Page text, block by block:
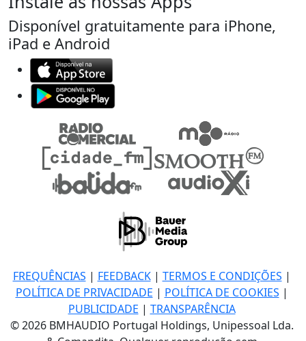
Disponível gratuitamente para iPhone,
iPad e Android
FREQUÊNCIAS | FEEDBACK| TERMOS E CONDIÇÕES |
POLÍTICA DE PRIVACIDADE | POLÍTICA DE COOKIES |
PUBLICIDADE | TRANSPARÊNCIA
© 2026 BMHAUDIO Portugal Holdings, Unipessoal Lda.